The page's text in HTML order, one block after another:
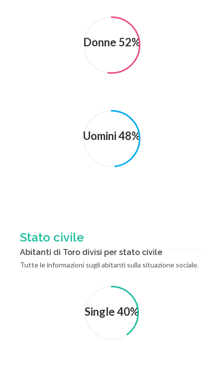
Donne 52%
Uomini 48%
Stato civile
Abitanti di Toro divisi per stato civile
Tutte le informazioni sugli abitanti sulla situazione sociale.
Single 40%